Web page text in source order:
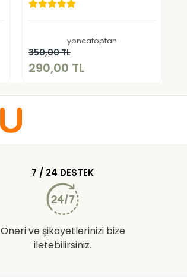
yoncatoptan
350,00 TL
290,00 TL
7 / 24 DESTEK
Öneri ve şikayetlerinizi bize
iletebilirsiniz.